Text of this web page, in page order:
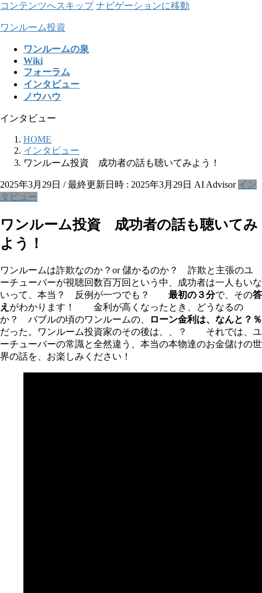
コンテンツへスキップ ナビゲーションに移動
ワンルーム投資
ワンルームの泉
Wiki
フォーラム
インタビュー
ノウハウ
インタビュー
HOME
インタビュー
ワンルーム投資 成功者の話も聴いてみよう！
2025年3月29日 / 最終更新日時 : 2025年3月29日 AI Advisor イン
タビュー
ワンルーム投資 成功者の話も聴いてみ
よう！
ワンルームは詐欺なのか？or 儲かるのか？ 詐欺と主張のユ
ーチューバーが視聴回数百万回という中、成功者は一人もいな
いって、本当？ 反例が一つでも？ 最初の３分で、その答
え がわかります！ 金利が高くなったとき、どうなるの
か？ バブルの頃のワンルームの、
ローン金利は、なんと？％
だった。ワンルーム投資家のその後は、、？ それでは、ユ
ーチューバーの常識と全然違う、本当の本物達のお金儲けの世
界の話を、お楽しみください！